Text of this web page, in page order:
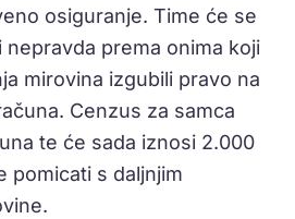
osiguranje. Time će se
prema onima koji
mirovina izgubili pravo na
Cenzus za samca
te će sada iznosi 2.000
pomicati s daljnjim